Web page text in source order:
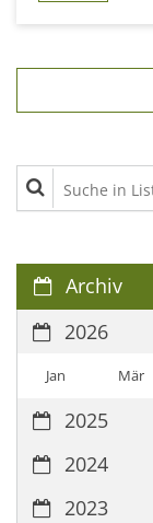
Suche in Liste
Archiv
2026
Jan Mär
2025
2024
2023